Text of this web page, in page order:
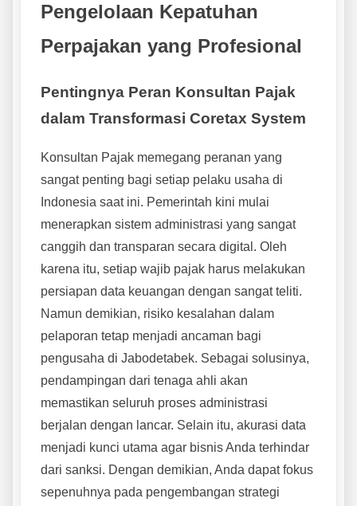
Pengelolaan Kepatuhan
Perpajakan yang Profesional
Pentingnya Peran Konsultan Pajak
dalam Transformasi Coretax System
Konsultan Pajak memegang peranan yang
sangat penting bagi setiap pelaku usaha di
Indonesia saat ini. Pemerintah kini mulai
menerapkan sistem administrasi yang sangat
canggih dan transparan secara digital. Oleh
karena itu, setiap wajib pajak harus melakukan
persiapan data keuangan dengan sangat teliti.
Namun demikian, risiko kesalahan dalam
pelaporan tetap menjadi ancaman bagi
pengusaha di Jabodetabek. Sebagai solusinya,
pendampingan dari tenaga ahli akan
memastikan seluruh proses administrasi
berjalan dengan lancar. Selain itu, akurasi data
menjadi kunci utama agar bisnis Anda terhindar
dari sanksi. Dengan demikian, Anda dapat fokus
sepenuhnya pada pengembangan strategi